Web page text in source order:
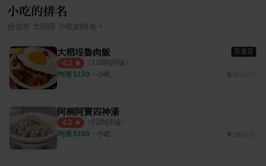
小吃的排名
台北市 大同區 小吃 的排名 ›
大稻埕魯肉飯 百選店
4.2 （ 118則評論）
均消 $150 ・ 小吃
阿桐阿寶四神湯
4.2 （ 62則評論）
均消 $100 ・ 小吃